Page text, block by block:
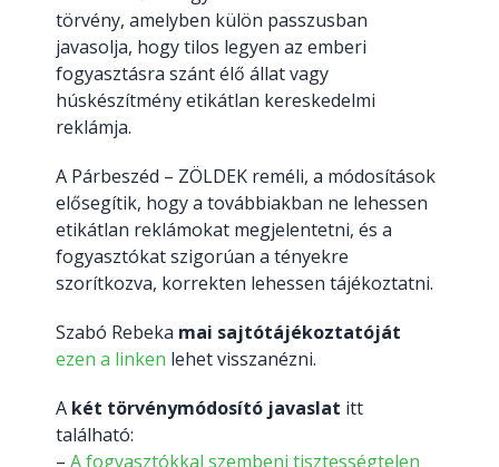
törvény, amelyben külön passzusban
javasolja, hogy tilos legyen az emberi
fogyasztásra szánt élő állat vagy
húskészítmény etikátlan kereskedelmi
reklámja.
A Párbeszéd – ZÖLDEK reméli, a módosítások
elősegítik, hogy a továbbiakban ne lehessen
etikátlan reklámokat megjelentetni, és a
fogyasztókat szigorúan a tényekre
szorítkozva, korrekten lehessen tájékoztatni.
Szabó Rebeka mai sajtótájékoztatóját
ezen a linken lehet visszanézni.
A két törvénymódosító javaslat itt
található:
– A fogyasztókkal szembeni tisztességtelen